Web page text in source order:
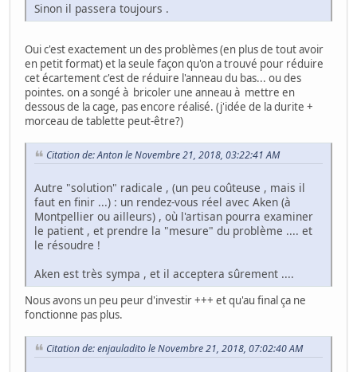
Sinon il passera toujours .
Oui c'est exactement un des problèmes (en plus de tout avoir
en petit format) et la seule façon qu'on a trouvé pour réduire
cet écartement c'est de réduire l'anneau du bas... ou des
pointes. on a songé à bricoler une anneau à mettre en
dessous de la cage, pas encore réalisé. (j'idée de la durite +
morceau de tablette peut-être?)
Citation de: Anton le Novembre 21, 2018, 03:22:41 AM
Autre "solution" radicale , (un peu coûteuse , mais il
faut en finir ...) : un rendez-vous réel avec Aken (à
Montpellier ou ailleurs) , où l'artisan pourra examiner
le patient , et prendre la "mesure" du problème .... et
le résoudre !
Aken est très sympa , et il acceptera sûrement ....
Nous avons un peu peur d'investir +++ et qu'au final ça ne
fonctionne pas plus.
Citation de: enjauladito le Novembre 21, 2018, 07:02:40 AM